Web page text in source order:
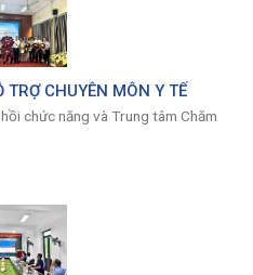
CHUYÊN MÔN Y TẾ
chức năng và Trung tâm Chăm